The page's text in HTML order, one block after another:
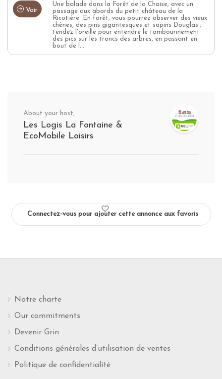
Voir
Une balade dans la Forêt de la Chaise, avec un
passage aux abords du petit château de la
Ricotière. En forêt, vous pourrez observer des vieux
chênes, des pins gigantesques et sapins Douglas ;
tendez l'oreille pour entendre le tambourinement
des pics sur les troncs des arbres, en passant en
bout de l...
About your host,
Les Logis La Fontaine &
EcoMobile Loisirs
Connectez-vous pour ajouter cette annonce aux favoris
Notre charte
Our commitments
Devenir Grin
Conditions générales d’utilisation de ventes
Politique de confidentialité